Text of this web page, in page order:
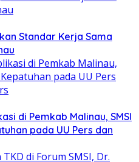
Standar Kerja Sama
di Pemkab Malinau, SMSI
pada UU Pers dan